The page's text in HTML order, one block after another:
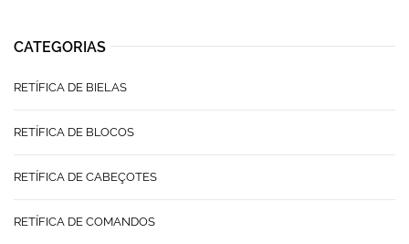
CATEGORIAS
RETÍFICA DE BIELAS
RETÍFICA DE BLOCOS
RETÍFICA DE CABEÇOTES
RETÍFICA DE COMANDOS